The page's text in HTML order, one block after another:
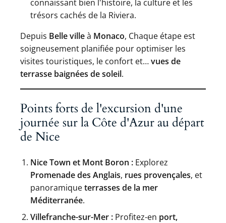
connaissant bien l'histoire, la culture et les
trésors cachés de la Riviera.
Depuis Belle villeà Monaco, Chaque étape est
soigneusement planifiée pour optimiser les
visites touristiques, le confort et…vues de
terrasse baignées de soleil.
Points forts de l'excursion d'une
journée sur la Côte d'Azur au départ
de Nice
Nice Town et Mont Boron : Explorez
Promenade des Anglais, rues provençales, et
panoramiqueterrasses de la mer
Méditerranée.
Villefranche-sur-Mer : Profitez-en port,